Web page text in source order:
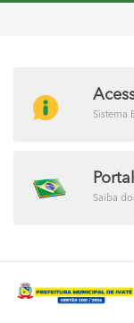
Sistema
Saiba